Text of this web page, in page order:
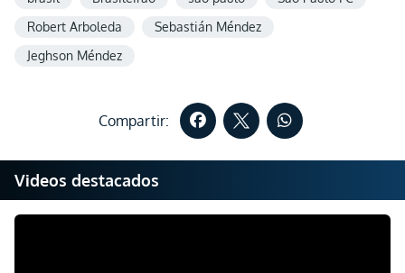
Robert Arboleda
Sebastián Méndez
Jeghson Méndez
Compartir:
Videos destacados